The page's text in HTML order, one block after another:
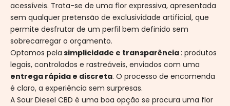
acessíveis. Trata-se de uma flor expressiva, apresentada
sem qualquer pretensão de exclusividade artificial, que
permite desfrutar de um perfil bem definido sem
sobrecarregar o orçamento.
Optamos pela simplicidade e transparência: produtos
legais, controlados e rastreáveis, enviados com uma
entrega rápida e discreta. O processo de encomenda
é claro, a experiência sem surpresas.
A Sour Diesel CBD é uma boa opção se procura uma flor